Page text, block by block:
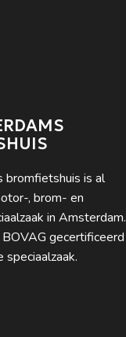
is al
, brom- en
in Amsterdam.
gecertificeerd